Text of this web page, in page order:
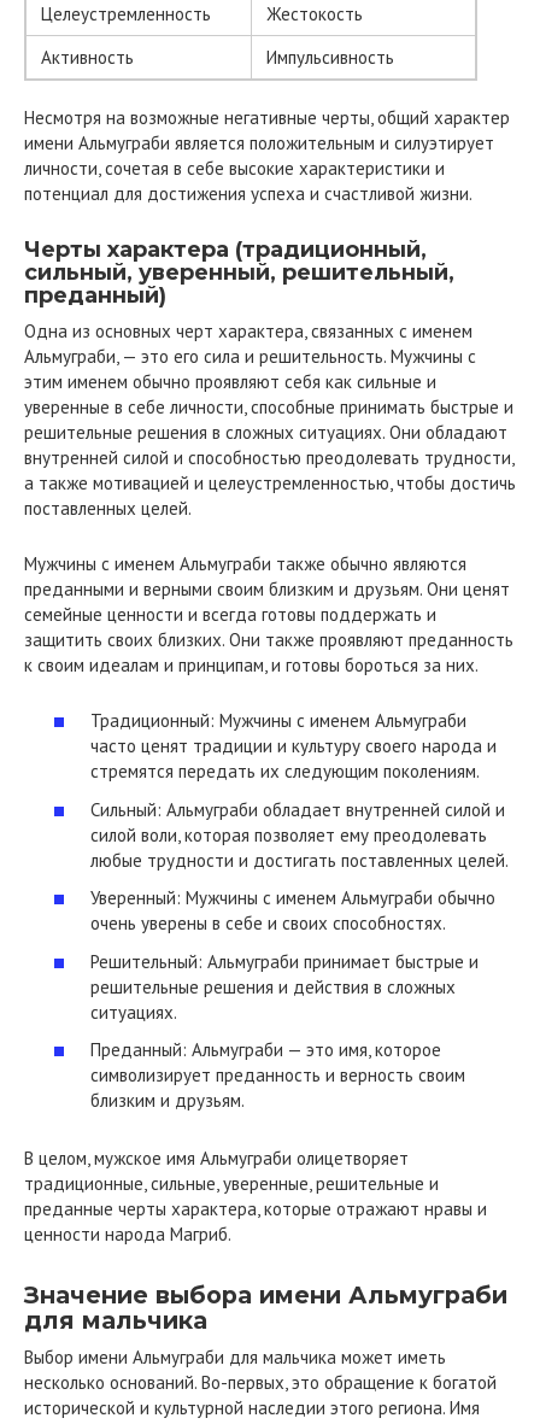
Целеустремленность
Жестокость
Активность
Импульсивность
Несмотря на возможные негативные черты, общий характер
имени Альмуграби является положительным и силуэтирует
личности, сочетая в себе высокие характеристики и
потенциал для достижения успеха и счастливой жизни.
Черты характера (традиционный,
сильный, уверенный, решительный,
преданный)
Одна из основных черт характера, связанных с именем
Альмуграби, — это его сила и решительность. Мужчины с
этим именем обычно проявляют себя как сильные и
уверенные в себе личности, способные принимать быстрые и
решительные решения в сложных ситуациях. Они обладают
внутренней силой и способностью преодолевать трудности,
а также мотивацией и целеустремленностью, чтобы достичь
поставленных целей.
Мужчины с именем Альмуграби также обычно являются
преданными и верными своим близким и друзьям. Они ценят
семейные ценности и всегда готовы поддержать и
защитить своих близких. Они также проявляют преданность
к своим идеалам и принципам, и готовы бороться за них.
Традиционный: Мужчины с именем Альмуграби
часто ценят традиции и культуру своего народа и
стремятся передать их следующим поколениям.
Сильный: Альмуграби обладает внутренней силой и
силой воли, которая позволяет ему преодолевать
любые трудности и достигать поставленных целей.
Уверенный: Мужчины с именем Альмуграби обычно
очень уверены в себе и своих способностях.
Решительный: Альмуграби принимает быстрые и
решительные решения и действия в сложных
ситуациях.
Преданный: Альмуграби — это имя, которое
символизирует преданность и верность своим
близким и друзьям.
В целом, мужское имя Альмуграби олицетворяет
традиционные, сильные, уверенные, решительные и
преданные черты характера, которые отражают нравы и
ценности народа Магриб.
Значение выбора имени Альмуграби
для мальчика
Выбор имени Альмуграби для мальчика может иметь
несколько оснований. Во-первых, это обращение к богатой
исторической и культурной наследии этого региона. Имя